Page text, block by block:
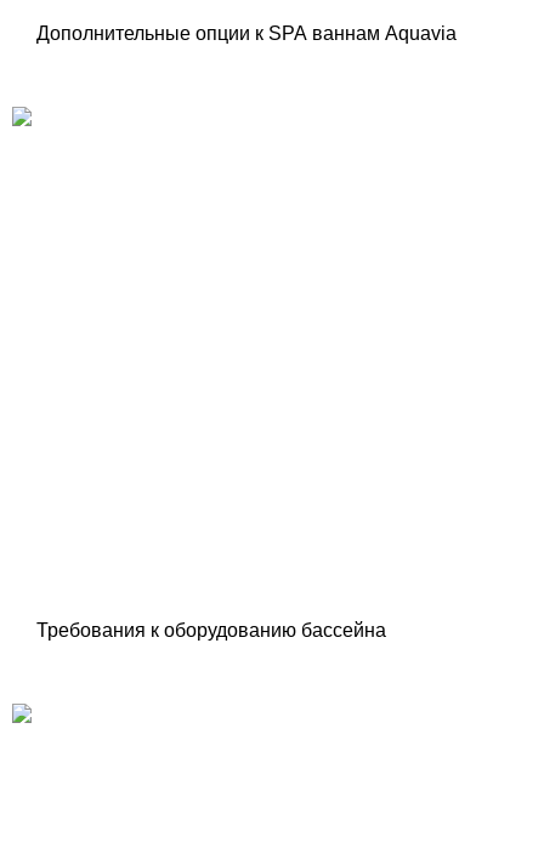
Дополнительные опции к SPA ваннам Aquavia
Требования к оборудованию бассейна